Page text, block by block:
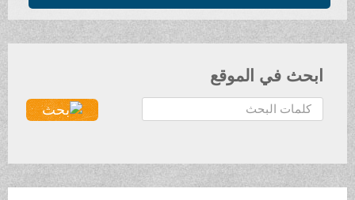
ابحث في الموقع
ح
ث